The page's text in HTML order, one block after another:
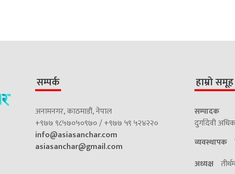
सम्पर्क
अनामनगर, काठमाडौं, नेपाल
+९७७ ९८५७०५०९७० / +९७७ ५९ ५२४२२०
info@asiasanchar.com
asiasanchar@gmail.com
हाम्रो समूह
सम्पादक
दुर्गादेवी
व्यवस्थापक
अध्यक्ष